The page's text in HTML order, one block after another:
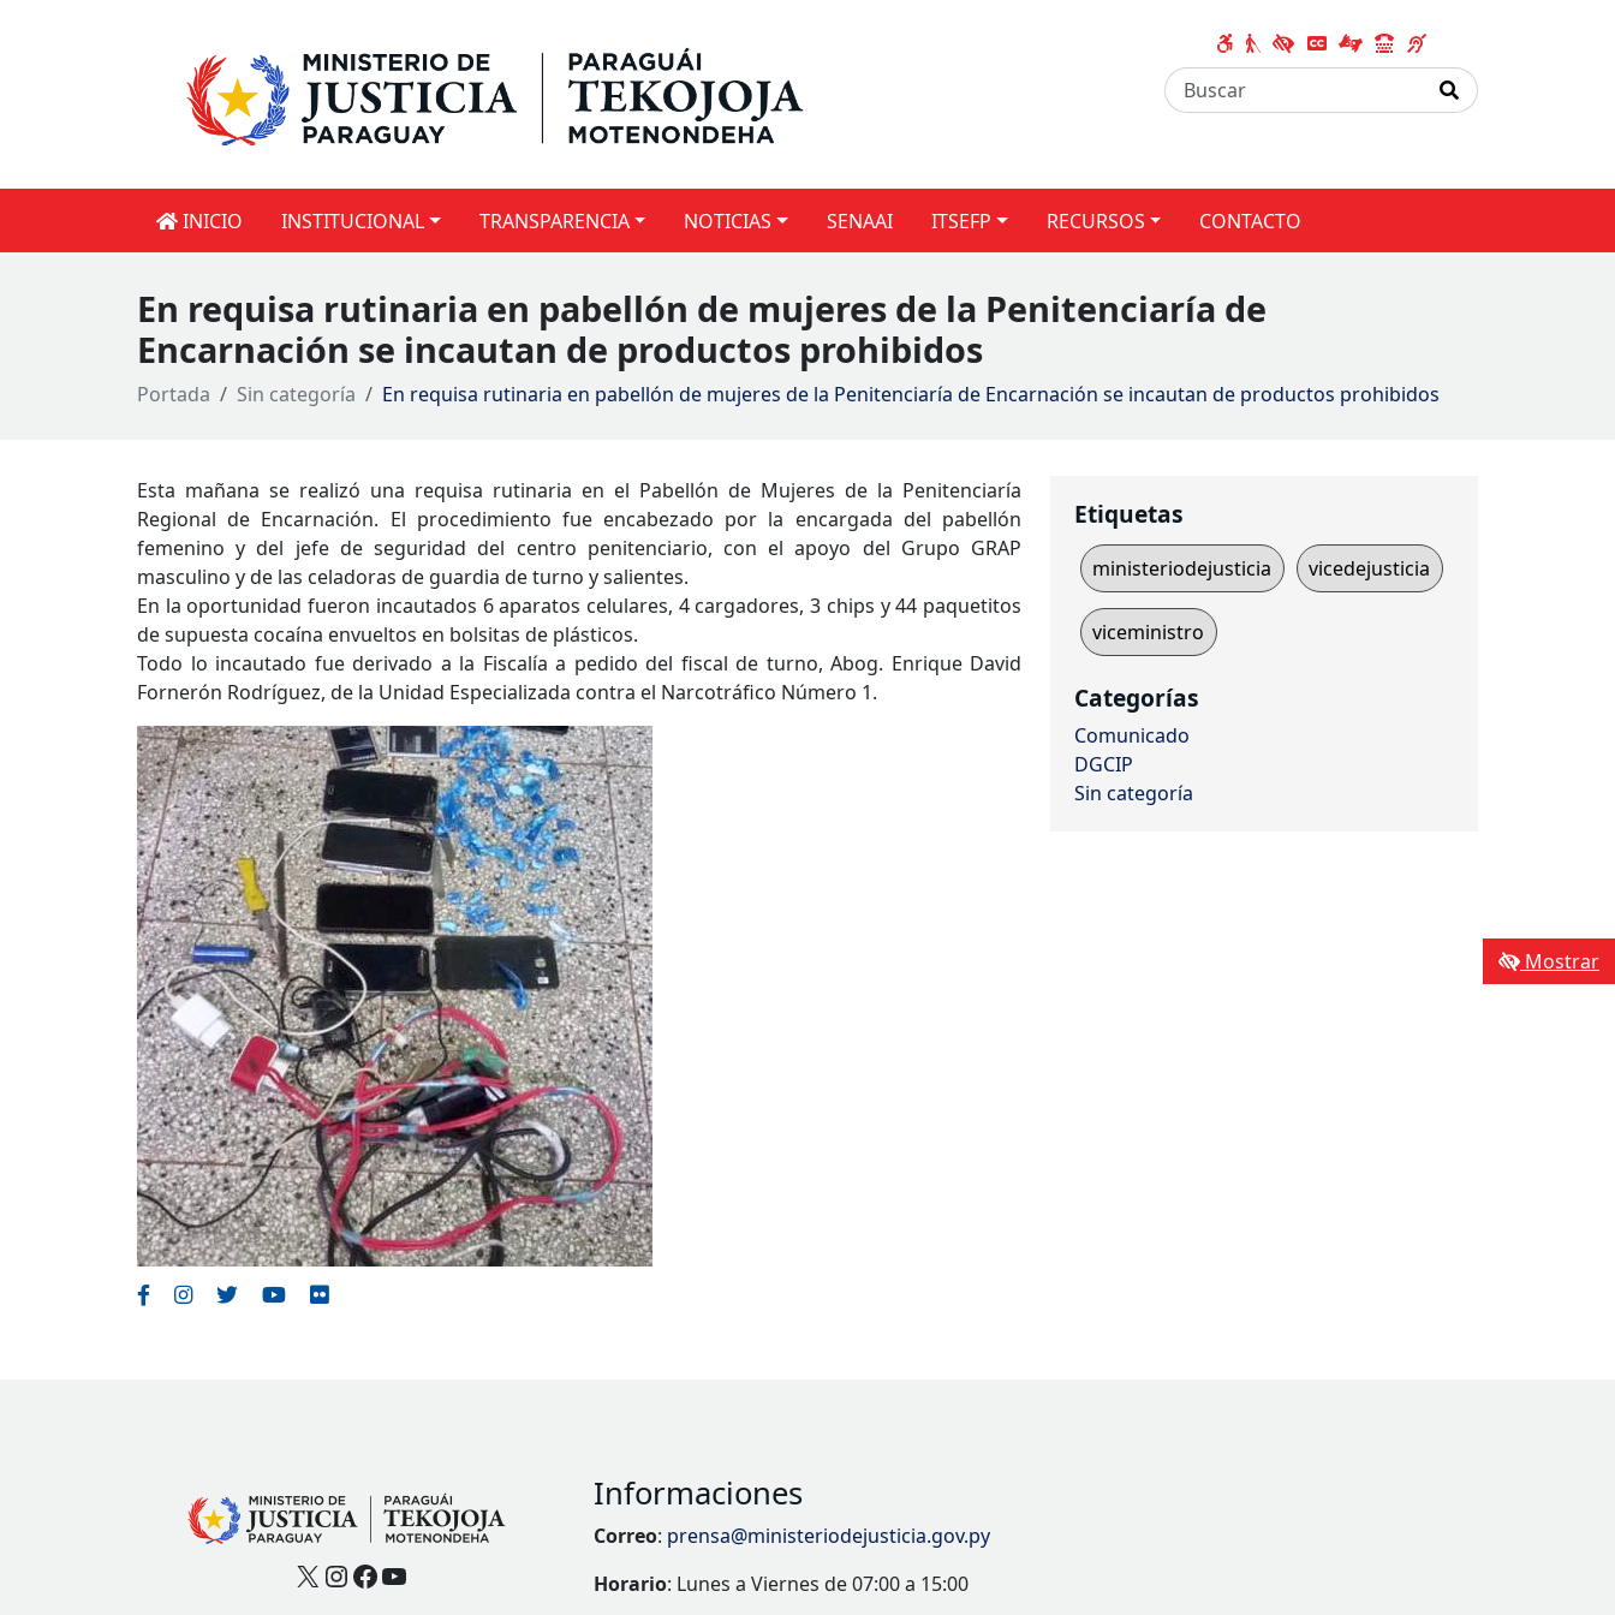
INICIO INSTITUCIONAL TRANSPARENCIA NOTICIAS SENAAI ITSEFP RECURSOS CONTACTO
Mostrar
En requisa rutinaria en pabellón de mujeres de la Penitenciaría de
Encarnación se incautan de productos prohibidos
Portada Sin categoría En requisa rutinaria en pabellón de mujeres de la Penitenciaría de Encarnación se incautan de productos prohibidos
Esta mañana se realizó una requisa rutinaria en el Pabellón de Mujeres de la Penitenciaría
Regional de Encarnación. El procedimiento fue encabezado por la encargada del pabellón
femenino y del jefe de seguridad del centro penitenciario, con el apoyo del Grupo GRAP
masculino y de las celadoras de guardia de turno y salientes.
En la oportunidad fueron incautados 6 aparatos celulares, 4 cargadores, 3 chips y 44 paquetitos
de supuesta cocaína envueltos en bolsitas de plásticos.
Todo lo incautado fue derivado a la Fiscalía a pedido del fiscal de turno, Abog. Enrique David
Fornerón Rodríguez, de la Unidad Especializada contra el Narcotráfico Número 1.
Etiquetas
ministeriodejusticia vicedejusticia
viceministro
Categorías
Comunicado
DGCIP
Sin categoría
X Instagram
Facebook
YouTube
Informaciones
Correo: prensa@ministeriodejusticia.gov.py
Horario: Lunes a Viernes de 07:00 a 15:00